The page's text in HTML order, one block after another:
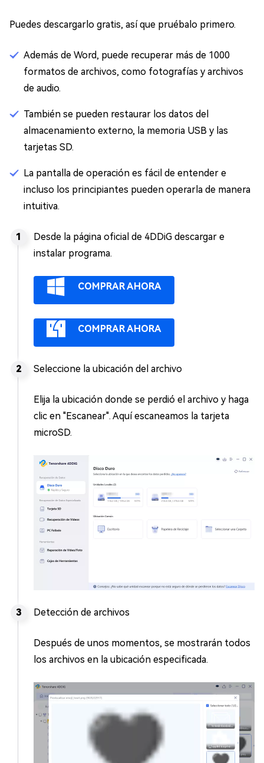
Puedes descargarlo gratis, así que pruébalo primero.
Además de Word, puede recuperar más de 1000
formatos de archivos, como fotografías y archivos
de audio.
También se pueden restaurar los datos del
almacenamiento externo, la memoria USB y las
tarjetas SD.
La pantalla de operación es fácil de entender e
incluso los principiantes pueden operarla de manera
intuitiva.
Desde la página oficial de 4DDiG descargar e
instalar programa.
COMPRAR AHORA
COMPRAR AHORA
Seleccione la ubicación del archivo
Elija la ubicación donde se perdió el archivo y haga
clic en "Escanear". Aquí escaneamos la tarjeta
microSD.
Detección de archivos
Después de unos momentos, se mostrarán todos
los archivos en la ubicación especificada.